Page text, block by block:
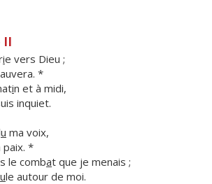
II
ie vers Dieu ;
*
in et à midi,
inquiet.
u ma voix,
paix. *
le combat que je menais ;
ule autour de moi.